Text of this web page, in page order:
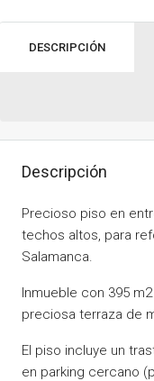
DESCRIPCIÓN
Descripción
Precioso piso en
techos altos, para
Salamanca.
Inmueble con 395
preciosa terraza de
El piso incluye un
en parking cercano